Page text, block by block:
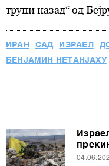
трупи назад“ од
ИРАН САД ИЗРАЕЛ
БЕНЈАМИН НЕТАНЈАХУ